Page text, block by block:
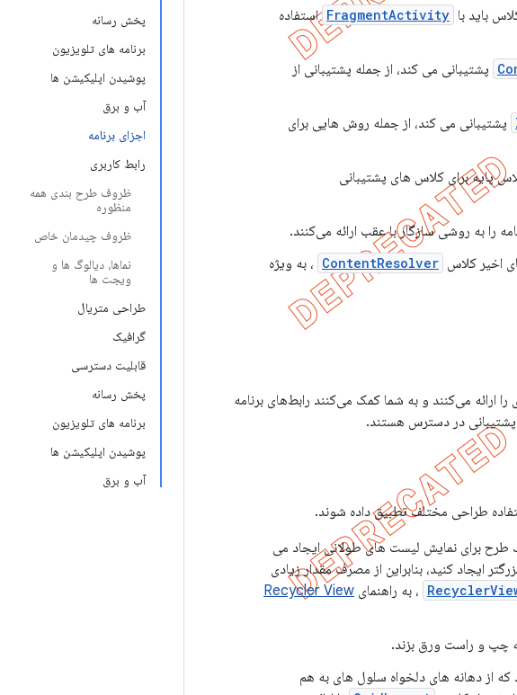
پخش رسانه
برنامه های تلویزیون
پوشیدن اپلیکیشن ها
آب و برق
اجزای برنامه
رابط کاربری
ظروف طرح بندی همه
منظوره
ظروف چیدمان خاص
نماها، دیالوگ ها و
ویجت ها
طراحی متریال
گرافیک
قابلیت دسترسی
پخش رسانه
برنامه های تلویزیون
پوشیدن اپلیکیشن ها
آب و برق
باید با FragmentActivity استفاده
پشتیبانی می کند، از جمله پشتیبانی از
پشتیبانی می کند، از جمله روش هایی برای
پایه برای کلاس های پشتیبانی
را به روشی سازگار با عقب ارائه می‌کنند.
اخیر کلاس ContentResolver ، به ویژه
ارائه می‌کنند و به شما کمک می‌کنند رابط‌های برنامه
پشتیبانی در دسترس هستند.
طراحی مختلف تطبیق داده شوند.
طرح برای نمایش لیست های طولانی ایجاد می
ایجاد کنید، بنابراین از مصرف مقدار زیادی
، به راهنمای Recycler View
چپ و راست ورق بزند.
از دهانه های دلخواه سلول های به هم